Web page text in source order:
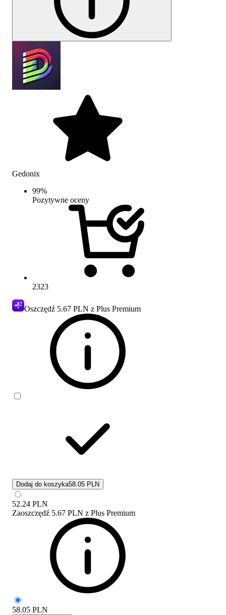
Gedonix
99%
Pozytywne oceny
2323
Oszczędź 5.67 PLN z Plus Premium
Dodaj do koszyka58.05 PLN
52.24 PLN
Zaoszczędź 5.67 PLN z Plus Premium
58.05 PLN